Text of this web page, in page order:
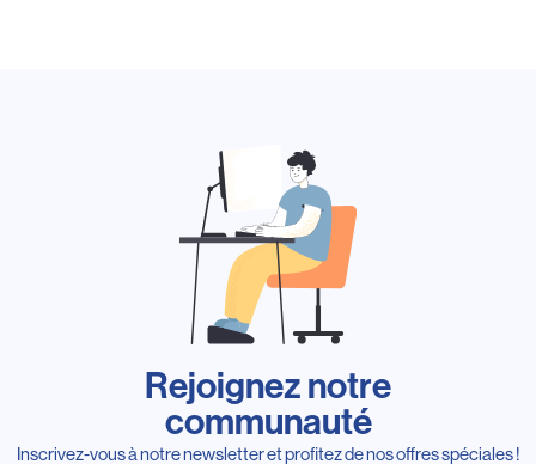
Rejoignez notre
communauté
Inscrivez-vous à notre newsletter et profitez de nos offres spéciales !